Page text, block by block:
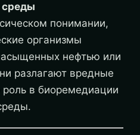
среды
понимании,
организмы
нефтью или
разлагают вредные
в биоремедиации